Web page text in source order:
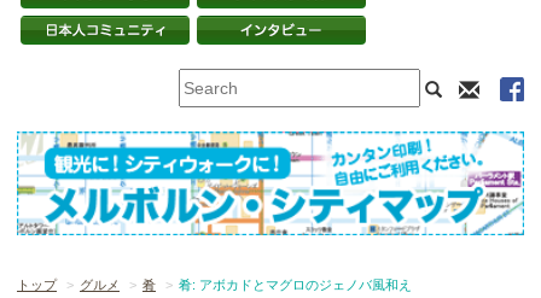
トップ グルメ 肴 肴: アボカドとマグロのジェノバ風和え